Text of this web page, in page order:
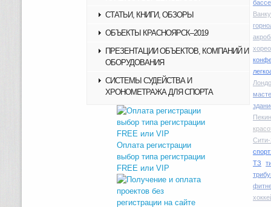
СТАТЬИ, КНИГИ, ОБЗОРЫ
ОБЪЕКТЫ КРАСНОЯРСК–2019
ПРЕЗЕНТАЦИИ ОБЪЕКТОВ, КОМПАНИЙ И
ОБОРУДОВАНИЯ
СИСТЕМЫ СУДЕЙСТВА И
ХРОНОМЕТРАЖА ДЛЯ СПОРТА
Оплата регистрации
выбор типа регистрации
FREE или VIP
ТЗ